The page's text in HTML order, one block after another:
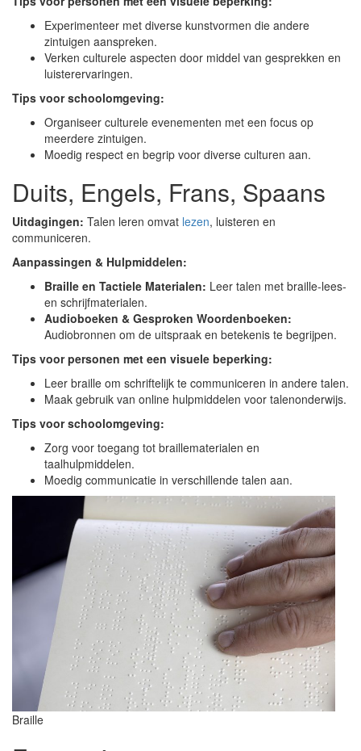
Experimenteer met diverse kunstvormen die andere
zintuigen aanspreken.
Verken culturele aspecten door middel van gesprekken en
luisterervaringen.
Tips voor schoolomgeving:
Organiseer culturele evenementen met een focus op
meerdere zintuigen.
Moedig respect en begrip voor diverse culturen aan.
Duits, Engels, Frans, Spaans
Uitdagingen: Talen leren omvat lezen, luisteren en
communiceren.
Aanpassingen & Hulpmiddelen:
Braille en Tactiele Materialen: Leer talen met braille-lees-
en schrijfmaterialen.
Audioboeken & Gesproken Woordenboeken:
Audiobronnen om de uitspraak en betekenis te begrijpen.
Tips voor personen met een visuele beperking:
Leer braille om schriftelijk te communiceren in andere talen.
Maak gebruik van online hulpmiddelen voor talenonderwijs.
Tips voor schoolomgeving:
Zorg voor toegang tot braillematerialen en
taalhulpmiddelen.
Moedig communicatie in verschillende talen aan.
Braille